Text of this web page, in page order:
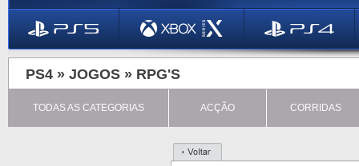
PS4 » JOGOS » RPG'S
TODAS AS CATEGORIAS ACÇÃO CORRIDAS